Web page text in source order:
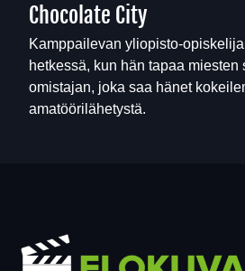
Chocolate City
Kamppailevan yliopisto-
hetkessä, kun hän tapaa miesten
omistajan, joka saa hänet
amatöörilähetystä.